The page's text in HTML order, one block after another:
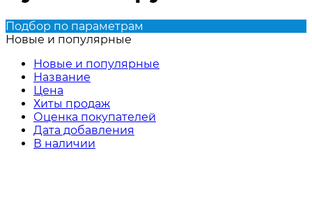
Подбор по параметрам
Новые и популярные
Новые и популярные
Название
Цена
Хиты продаж
Оценка покупателей
Дата добавления
В наличии